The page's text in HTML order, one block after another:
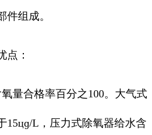
组成。
点：
量合格率百分之100。大气式
15цɡ/L，压力式除氧器给水含